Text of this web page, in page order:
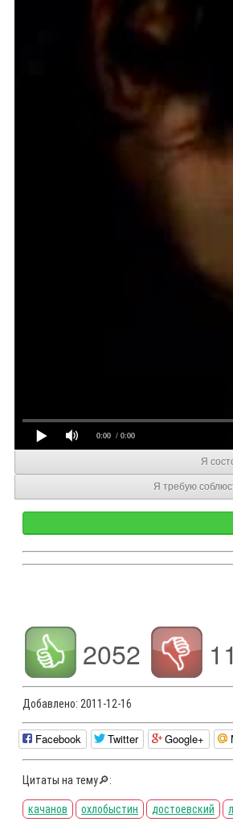
0:00 / 0:00
Я
Я требую
2052
Добавлено: 2011-12-16
Facebook Twitter Google+
Цитаты на тему🔎:
качанов охлобыстин достоевский